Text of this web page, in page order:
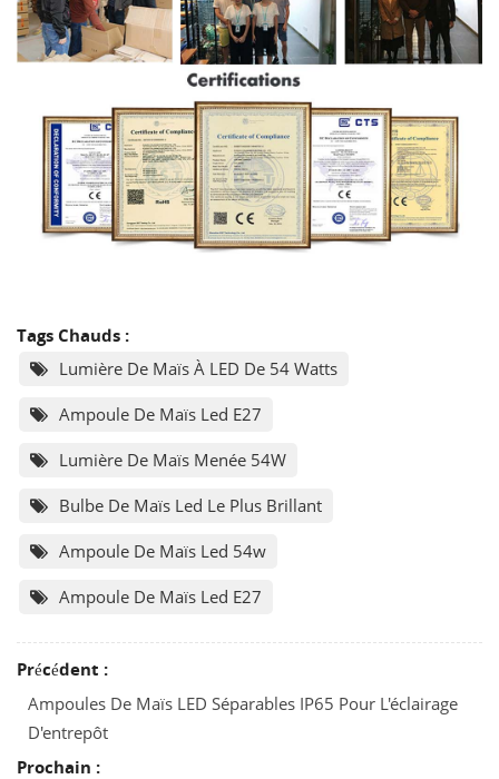
Tags Chauds :
Lumière De Maïs À LED De 54 Watts
Ampoule De Maïs Led E27
Lumière De Maïs Menée 54W
Bulbe De Maïs Led Le Plus Brillant
Ampoule De Maïs Led 54w
Ampoule De Maïs Led E27
Précédent :
Ampoules De Maïs LED Séparables IP65 Pour L'éclairage
D'entrepôt
Prochain :